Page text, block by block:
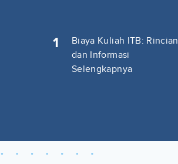
1
Biaya Kuliah ITB: Rincian
dan Informasi
Selengkapnya